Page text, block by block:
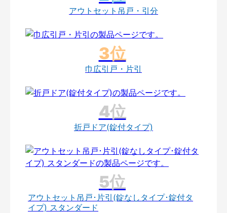
アウトセット吊戸・引分
巾広引戸・片引
折戸ドア(錠付タイプ)
アウトセット吊戸･片引(錠なしタイプ･錠付タ
イプ) スタンダード